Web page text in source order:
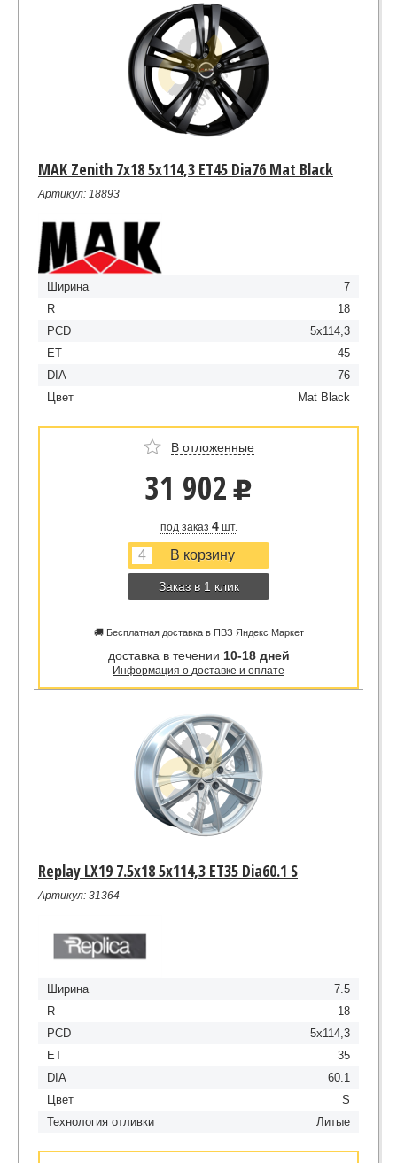
MAK Zenith 7x18 5x114,3 ET45 Dia76 Mat Black
Артикул: 18893
Ширина
7
R
18
PCD
5x114,3
ET
45
DIA
76
Цвет
Mat Black
В отложенные
31 902 u
под заказ 4шт.
Заказ в 1 клик
🚚 Бесплатная доставка в ПВЗ Яндекс Маркет
доставка в течении 10-18 дней
Информация о доставке и оплате
Replay LX19 7.5x18 5x114,3 ET35 Dia60.1 S
Артикул: 31364
Ширина
7.5
R
18
PCD
5x114,3
ET
35
DIA
60.1
Цвет
S
Технология отливки
Литые